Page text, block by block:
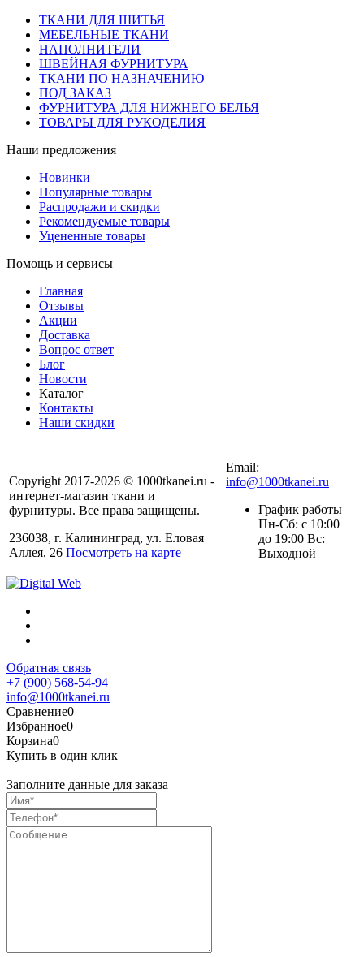
ТКАНИ ДЛЯ ШИТЬЯ
МЕБЕЛЬНЫЕ ТКАНИ
НАПОЛНИТЕЛИ
ШВЕЙНАЯ ФУРНИТУРА
ТКАНИ ПО НАЗНАЧЕНИЮ
ПОД ЗАКАЗ
ФУРНИТУРА ДЛЯ НИЖНЕГО БЕЛЬЯ
ТОВАРЫ ДЛЯ РУКОДЕЛИЯ
Наши предложения
Новинки
Популярные товары
Распродажи и скидки
Рекомендуемые товары
Уцененные товары
Помощь и сервисы
Главная
Отзывы
Акции
Доставка
Вопрос ответ
Блог
Новости
Каталог
Контакты
Наши скидки
Copyright 2017-2026 © 1000tkanei.ru -
интернет-магазин ткани и
фурнитуры. Все права защищены.
236038, г. Калининград, ул. Еловая
Аллея, 26 Посмотреть на карте
Email:
info@1000tkanei.ru
График работы
Пн-Сб: с 10:00
до 19:00 Вс:
Выходной
Обратная связь
+7 (900) 568-54-94
info@1000tkanei.ru
Сравнение0
Избранное0
Корзина0
Купить в один клик
Заполните данные для заказа